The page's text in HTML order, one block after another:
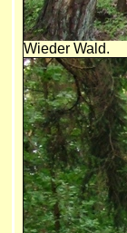
Wieder Wald.